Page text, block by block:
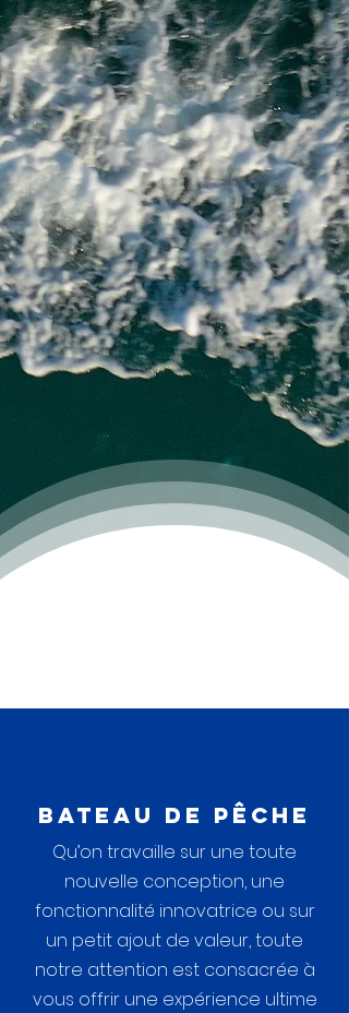
BATEAU DE PÊCHE
Qu’on travaille sur une toute
nouvelle conception, une
fonctionnalité innovatrice ou sur
un petit ajout de valeur, toute
notre attention est consacrée à
vous offrir une expérience ultime